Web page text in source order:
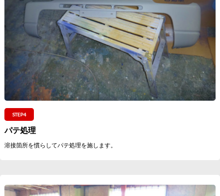
STEP4
パテ処理
溶接箇所を慣らしてパテ処理を施します。